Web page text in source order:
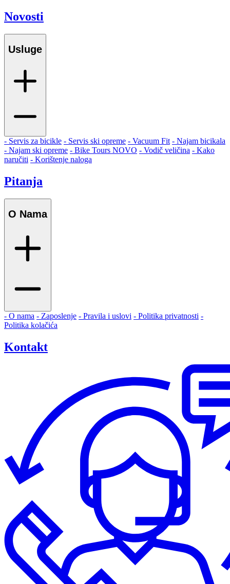
Novosti
Usluge
- Servis za bicikle - Servis ski opreme - Vacuum Fit - Najam bicikala
- Najam ski opreme - Bike Tours NOVO - Vodič veličina - Kako
naručiti - Korištenje naloga
Pitanja
O Nama
- O nama - Zaposlenje - Pravila i uslovi - Politika privatnosti -
Politika kolačića
Kontakt